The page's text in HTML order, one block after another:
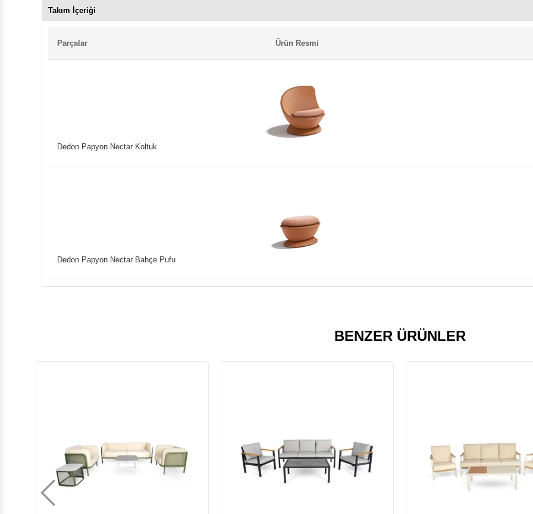
Takım İçeriği
Parçalar Ürün Resmi
Dedon Papyon Nectar Koltuk
Dedon Papyon Nectar Bahçe Pufu
BENZER ÜRÜNLER